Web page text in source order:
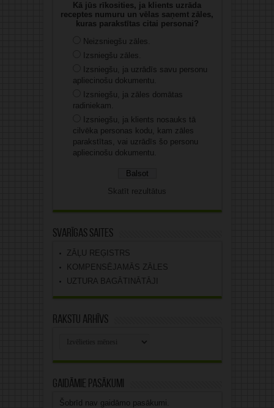
Kā jūs rīkosities, ja klients uzrāda
receptes numuru un vēlas saņemt zāles,
kuras parakstītas citai personai?
Neizsniegšu zāles.
Izsniegšu zāles.
Izsniegšu, ja uzrādīs savu personu
apliecinošu dokumentu.
Izsniegšu, ja zāles domātas
radiniekam.
Izsniegšu, ja klients nosauks tā
cilvēka personas kodu, kam zāles
parakstītas, vai uzrādīs šo personu
apliecinošu dokumentu.
Skatīt rezultātus
Svarīgas saites
ZĀĻU REĢISTRS
KOMPENSĒJAMĀS ZĀLES
UZTURA BAGĀTINĀTĀJI
Rakstu arhīvs
Gaidāmie pasākumi
Šobrīd nav gaidāmo pasākumi.